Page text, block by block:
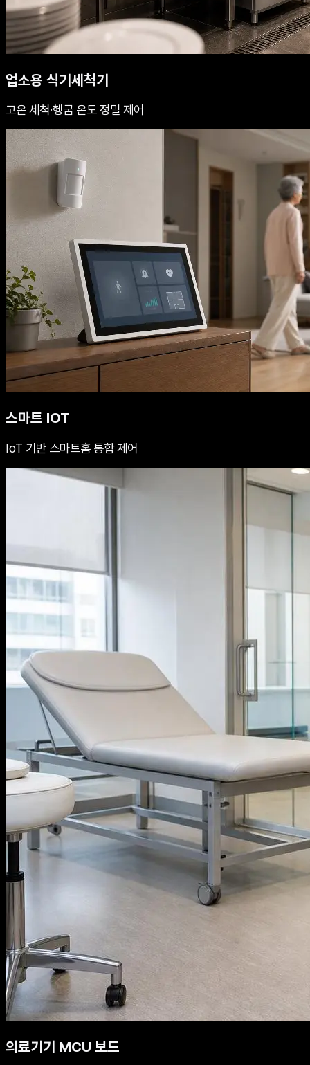
업소용 식기세척기
고온 세척·헹굼 온도 정밀 제어
스마트 IOT
IoT 기반 스마트홈 통합 제어
의료기기 MCU 보드